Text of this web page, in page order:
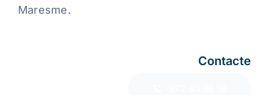
Maresme.
Contacte